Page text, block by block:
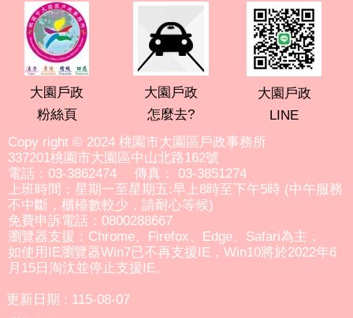
大園戶政
粉絲頁
大園戶政
怎麼去?
大園戶政
LINE
Copy right © 2024 桃園市大園區戶政事務所
337201桃園市大園區中山北路162號
電話：03-3862474 傳真： 03-3851274
上班時間：星期一至星期五:早上8時至下午5時 (中午服務
不中斷，櫃檯數較少，請耐心等候)
免費申訴電話：0800288667
瀏覽器支援：Chrome、Firefox、Edge、Safari為主，
如使用IE瀏覽器Win7已不再支援IE，Win10將於2022年6
月15日淘汰並停止支援IE。
更新日期
115-08-07